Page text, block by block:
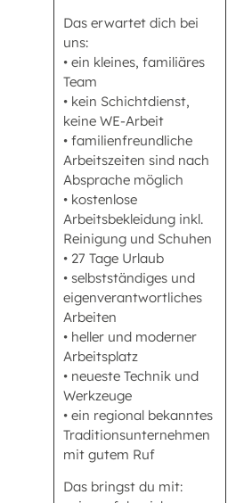
Das erwartet dich bei
uns:
• ein kleines, familiäres
Team
• kein Schichtdienst,
keine WE-Arbeit
• familienfreundliche
Arbeitszeiten sind nach
Absprache möglich
• kostenlose
Arbeitsbekleidung inkl.
Reinigung und Schuhen
• 27 Tage Urlaub
• selbstständiges und
eigenverantwortliches
Arbeiten
• heller und moderner
Arbeitsplatz
• neueste Technik und
Werkzeuge
• ein regional bekanntes
Traditionsunternehmen
mit gutem Ruf
Das bringst du mit: